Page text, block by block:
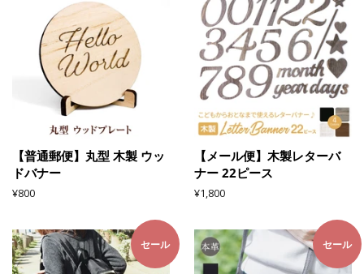
【普通郵便】丸型 木製 ウッ
ドバナー
通
格
¥800
【メール便】木製レターバ
ナー 22ピース
通
格
¥1,800
セール セール